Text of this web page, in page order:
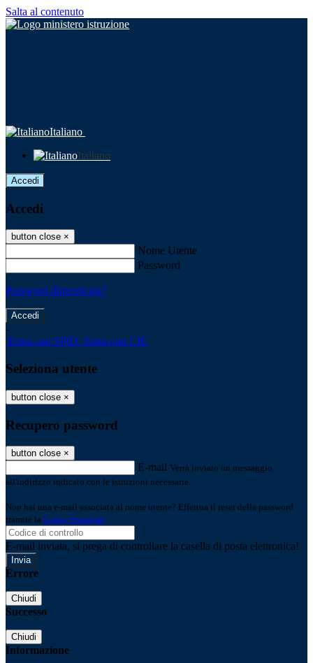
Salta al contenuto
Italiano
Italiano
Accedi
Accedi
button close ×
Nome Utente
Password
Password dimenticata?
-
Entra con SPID Entra con CIE
Seleziona utente
button close ×
Recupero password
button close ×
E-mail Verrà inviato un messaggio
all'indirizzo indicato con le istruzioni necessarie.
Non hai una e-mail associata al nome utente? Effettua il reset della password
tramite la Login Spaggiari
E-mail inviata, si prega di controllare la casella di posta elettronica!
Errore
Chiudi
Successo
Chiudi
Informazione